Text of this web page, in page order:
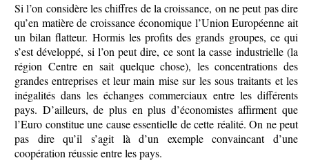
Si l’on considère les chiffres de la croissance, on ne peut pas dire
qu’en matière de croissance économique l’Union Européenne ait
un bilan flatteur. Hormis les profits des grands groupes, ce qui
s’est développé, si l’on peut dire, ce sont la casse industrielle (la
région Centre en sait quelque chose), les concentrations des
grandes entreprises et leur main mise sur les sous traitants et les
inégalités dans les échanges commerciaux entre les différents
pays. D’ailleurs, de plus en plus d’économistes affirment que
l’Euro constitue une cause essentielle de cette réalité. On ne peut
pas dire qu’il s’agit là d’un exemple convaincant d’une
coopération réussie entre les pays.